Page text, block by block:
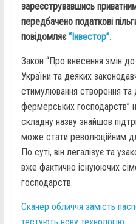
зареєструвавшись
передбачено податкові
повідомляє“Інвестор”.
Закон “Про внесення змін
України та деяких
стимулювання створення та
фермерських господарств”
складну назву знайшов
може стати революційним
По суті, він легалізує та
вже фактично існуюючих
господарств.
Сканер обличчя замість